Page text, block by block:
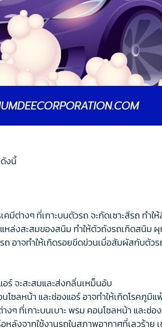
งนี้
มีต่างๆ ที่เกาะบนตัวรถ จะกัดเซาะสีรถ ทำ
หล่งสะสมของสนิม ทำให้ตัวถังรถเกิดสนิม
ถ อาจทำให้เกิดรอยขีดข่วนเมื่อสัมผัสกับตัวร
ร์ จะสะสมและส่งกลิ่นเหม็นอับ
โซลหน้า และช่องแอร์ อาจทำให้เกิดโรคภูมิแ
ๆ ที่เกาะบนเบาะ พรม คอนโซลหน้า และช่
ลังจากใช้งานรถในสภาพอากาศที่เลวร้า